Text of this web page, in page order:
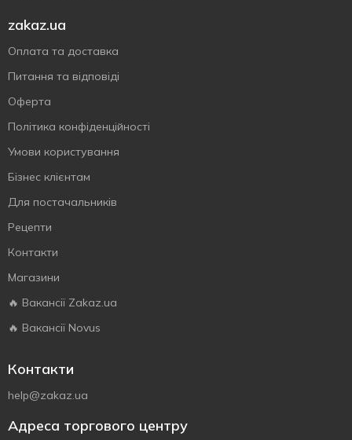
zakaz.ua
Оплата та доставка
Питання та відповіді
Оферта
Політика конфіденційності
Умови користування
Бізнес клієнтам
Для постачальників
Рецепти
Контакти
Магазини
🔥 Вакансії Zakaz.ua
🔥 Вакансії Novus
Контакти
help@zakaz.ua
Адреса торгового центру